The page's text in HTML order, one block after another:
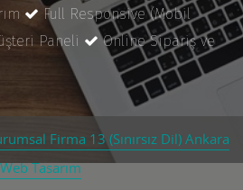
Full Responsive (Mobil
Paneli
Online Sipariş ve
Firma 13 (Sınırsız Dil) Ankara
Web Tasarım